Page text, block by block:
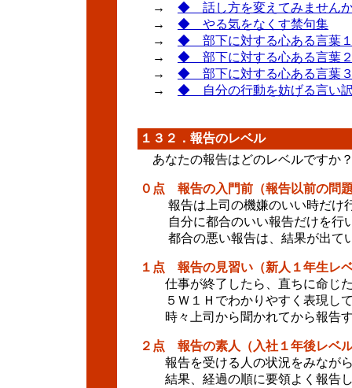
→ ◆ 話し方を変えてみません
→ ◆ やる気をなくす禁句集
→ ◆ 部下に対する心ある言葉
→ ◆ 部下に対する心ある言葉
→ ◆ 部下に対する心ある言葉
→ ◆ 自分の行動を妨げる言い
１３２．報告のレベル
あなたの報告はどのレベルですか
０点 報告の入門前（報告以前の問
報告は上司の機嫌のいい時だけ
自分に都合のいい報告だけを行い
都合の悪い報告は、結果が出てい
１点 報告の見習い（新人１年生レ
仕事が終了したら、直ちに命じた
５Ｗ１Ｈでわかりやすく表現し
時々上司から聞かれてから報告す
２点 報告の素人（入社１年後レベ
報告を受ける人の状況をみながら
結果、経過の順に要領よく報告